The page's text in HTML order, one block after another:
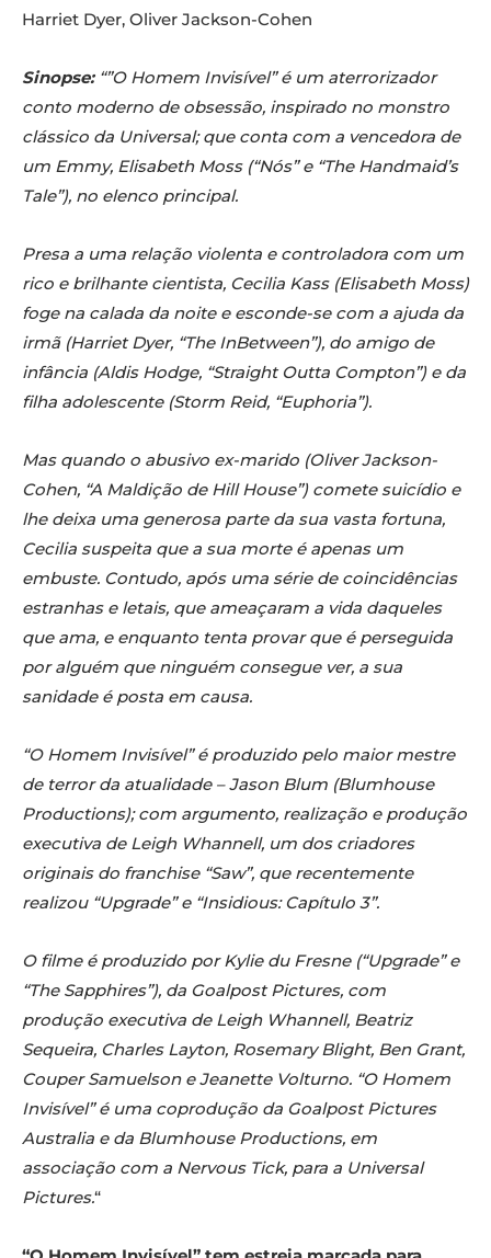
Harriet Dyer, Oliver Jackson-Cohen
Sinopse: “”O Homem Invisível” é um aterrorizador
conto moderno de obsessão, inspirado no monstro
clássico da Universal; que conta com a vencedora de
um Emmy, Elisabeth Moss (“Nós” e “The Handmaid’s
Tale”), no elenco principal.
Presa a uma relação violenta e controladora com um
rico e brilhante cientista, Cecilia Kass (Elisabeth Moss)
foge na calada da noite e esconde-se com a ajuda da
irmã (Harriet Dyer, “The InBetween”), do amigo de
infância (Aldis Hodge, “Straight Outta Compton”) e da
filha adolescente (Storm Reid, “Euphoria”).
Mas quando o abusivo ex-marido (Oliver Jackson-
Cohen, “A Maldição de Hill House”) comete suicídio e
lhe deixa uma generosa parte da sua vasta fortuna,
Cecilia suspeita que a sua morte é apenas um
embuste. Contudo, após uma série de coincidências
estranhas e letais, que ameaçaram a vida daqueles
que ama, e enquanto tenta provar que é perseguida
por alguém que ninguém consegue ver, a sua
sanidade é posta em causa.
“O Homem Invisível” é produzido pelo maior mestre
de terror da atualidade – Jason Blum (Blumhouse
Productions); com argumento, realização e produção
executiva de Leigh Whannell, um dos criadores
originais do franchise “Saw”, que recentemente
realizou “Upgrade” e “Insidious: Capítulo 3”.
O filme é produzido por Kylie du Fresne (“Upgrade” e
“The Sapphires”), da Goalpost Pictures, com
produção executiva de Leigh Whannell, Beatriz
Sequeira, Charles Layton, Rosemary Blight, Ben Grant,
Couper Samuelson e Jeanette Volturno. “O Homem
Invisível” é uma coprodução da Goalpost Pictures
Australia e da Blumhouse Productions, em
associação com a Nervous Tick, para a Universal
Pictures.“